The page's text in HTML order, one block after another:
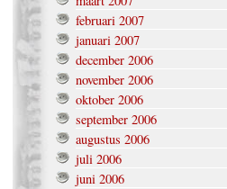
februari 2007
januari 2007
december 2006
november 2006
oktober 2006
september 2006
augustus 2006
juli 2006
juni 2006